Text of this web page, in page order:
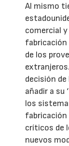
Al mismo
comercial
fabricación
de los
decisión de
añadir a su
los
críticos de
nuevos